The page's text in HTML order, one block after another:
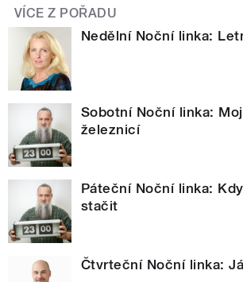
VÍCE Z POŘADU
Nedělní Noční linka:
Sobotní Noční linka:
železnicí
Páteční Noční linka:
stačit
Čtvrteční Noční linka: